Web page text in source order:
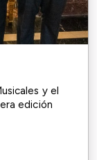
y el
edición